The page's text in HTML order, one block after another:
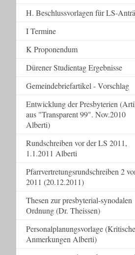
H. Beschlussvorlagen für LS-
I Termine
K Proponendum
Dürener Studientag Ergebnisse
Gemeindebriefartikel - Vorschlag
Entwicklung der Presbyterien
aus "Transparent 99". Nov.2010
Alberti)
Rundschreiben vor der LS 2011,
1.1.2011 Alberti
Pfarrvertretungsrundschreiben 2
2011 (20.12.2011)
Thesen zur presbyterial-synodalen
Ordnung (Dr. Theissen)
Personalplanungsvorlage (Kritische
Anmerkungen Alberti)